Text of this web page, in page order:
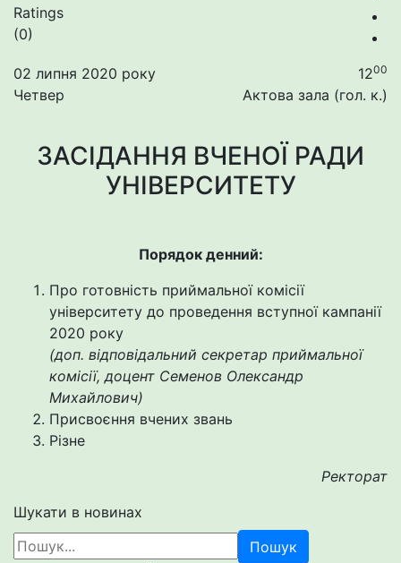
Ratings
(0)
02 липня 2020 року
Четвер
1200
Актова зала (гол. к.)
ЗАСІДАННЯ ВЧЕНОЇ РАДИ
УНІВЕРСИТЕТУ
Порядок денний:
Про готовність приймальної комісії
університету до проведення вступної кампанії
2020 року
(доп. відповідальний секретар приймальної
комісії, доцент Семенов Олександр
Михайлович)
Присвоєння вчених звань
Різне
Ректорат
Шукати в новинах
Пошук